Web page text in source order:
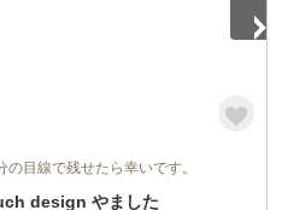
の目線で残せたら幸いです。
design やました